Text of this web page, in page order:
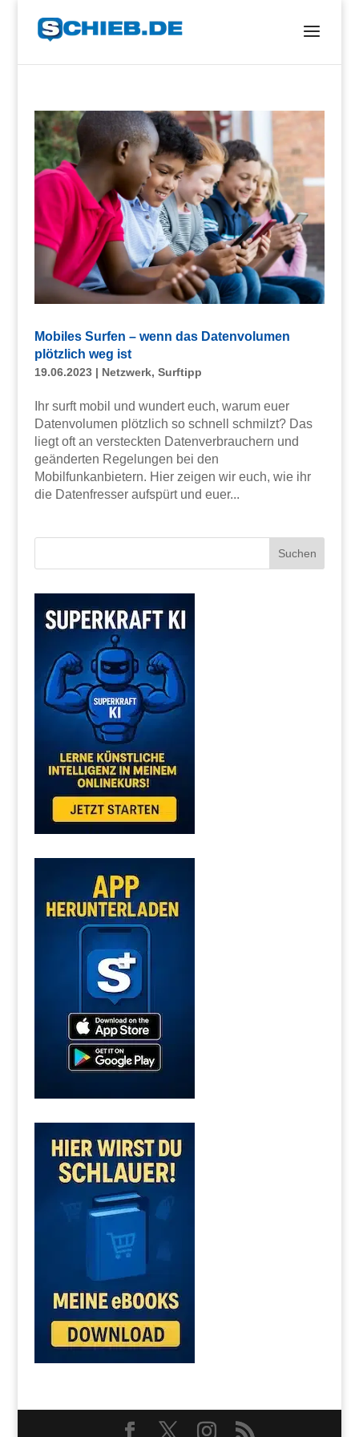
Mobiles Surfen – wenn das Datenvolumen
plötzlich weg ist
19.06.2023| Netzwerk, Surftipp
Ihr surft mobil und wundert euch, warum euer
Datenvolumen plötzlich so schnell schmilzt? Das
liegt oft an versteckten Datenverbrauchern und
geänderten Regelungen bei den
Mobilfunkanbietern. Hier zeigen wir euch, wie ihr
die Datenfresser aufspürt und euer...